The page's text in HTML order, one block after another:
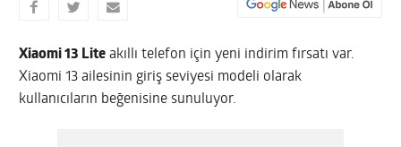
Xiaomi 13 Lite akıllı telefon için yeni indirim fırsatı var.
Xiaomi 13 ailesinin giriş seviyesi modeli olarak
kullanıcıların beğenisine sunuluyor.